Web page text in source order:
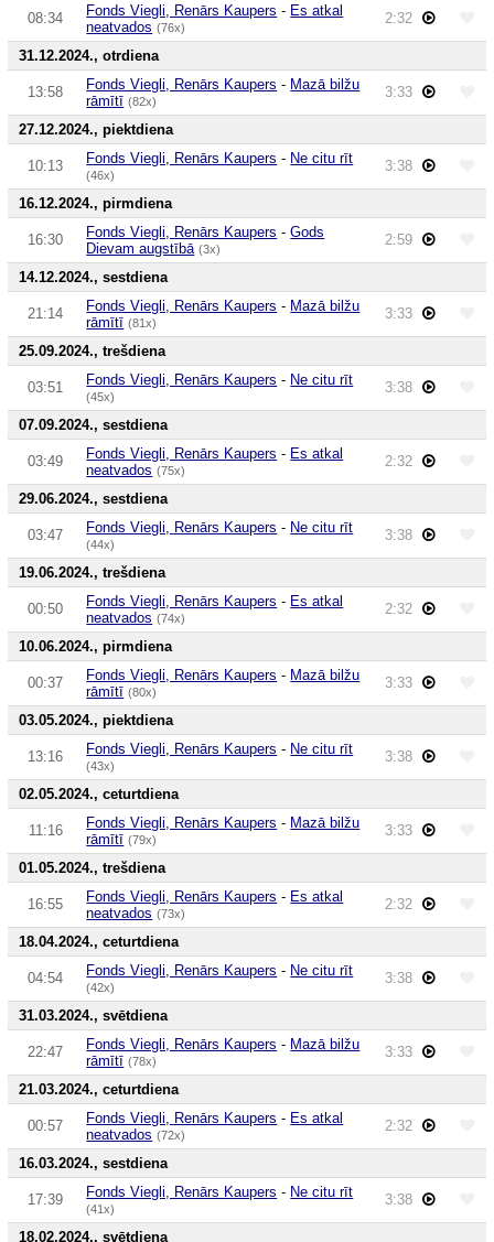
08:34 Fonds Viegli, Renārs Kaupers - Es atkal
neatvados (76x)
2:32
31.12.2024., otrdiena
13:58 Fonds Viegli, Renārs Kaupers - Mazā bilžu
rāmītī (82x)
3:33
27.12.2024., piektdiena
10:13 Fonds Viegli, Renārs Kaupers - Ne citu rīt
(46x)
3:38
16.12.2024., pirmdiena
16:30 Fonds Viegli, Renārs Kaupers -Gods
Dievam augstībā (3x)
2:59
14.12.2024., sestdiena
21:14 Fonds Viegli, Renārs Kaupers - Mazā bilžu
rāmītī (81x)
3:33
25.09.2024., trešdiena
03:51 Fonds Viegli, Renārs Kaupers - Ne citu rīt
(45x)
3:38
07.09.2024., sestdiena
03:49 Fonds Viegli, Renārs Kaupers - Es atkal
neatvados (75x)
2:32
29.06.2024., sestdiena
03:47 Fonds Viegli, Renārs Kaupers - Ne citu rīt
(44x)
3:38
19.06.2024., trešdiena
00:50 Fonds Viegli, Renārs Kaupers - Es atkal
neatvados (74x)
2:32
10.06.2024., pirmdiena
00:37 Fonds Viegli, Renārs Kaupers - Mazā bilžu
rāmītī (80x)
3:33
03.05.2024., piektdiena
13:16 Fonds Viegli, Renārs Kaupers - Ne citu rīt
(43x)
3:38
02.05.2024., ceturtdiena
11:16 Fonds Viegli, Renārs Kaupers - Mazā bilžu
rāmītī (79x)
3:33
01.05.2024., trešdiena
16:55 Fonds Viegli, Renārs Kaupers - Es atkal
neatvados (73x)
2:32
18.04.2024., ceturtdiena
04:54 Fonds Viegli, Renārs Kaupers - Ne citu rīt
(42x)
3:38
31.03.2024., svētdiena
22:47 Fonds Viegli, Renārs Kaupers - Mazā bilžu
rāmītī (78x)
3:33
21.03.2024., ceturtdiena
00:57 Fonds Viegli, Renārs Kaupers - Es atkal
neatvados (72x)
2:32
16.03.2024., sestdiena
17:39 Fonds Viegli, Renārs Kaupers - Ne citu rīt
(41x)
3:38
18.02.2024., svētdiena